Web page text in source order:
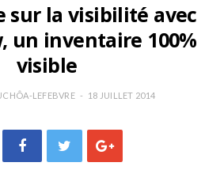
sur la visibilité avec
un inventaire 100%
visible
LEFEBVRE 18 JUILLET 2014